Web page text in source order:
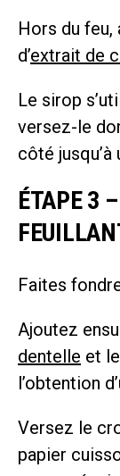
Hors du
d’extrait de
Le sirop
versez-le
côté
ÉTAPE 3
Faites
Ajoutez
dentelle et le
l’obtention
Versez le
papier